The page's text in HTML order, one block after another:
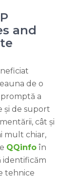
and
de o
promptă a
și de suport
cât și
mult chiar,
QQinfo în
identificăm
tehnice